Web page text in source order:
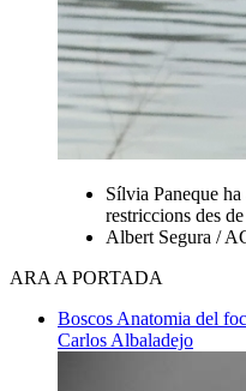
Sílvia Paneque
restriccions des
Albert Segura /
ARA A PORTADA
Boscos Anatomia del
Carlos Albaladejo